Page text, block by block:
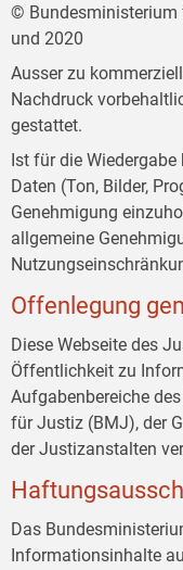
© Bundesministerium
und 2020
Ausser zu
Nachdruck
gestattet.
Ist für die
Daten (Ton, Bilder,
Genehmigung
allgemeine
Offenlegung
Diese Webseite des
Öffentlichkeit zu
Aufgabenbereiche
für Justiz (BMJ), der
der Justizanstalten
Das
Informationsinhalte